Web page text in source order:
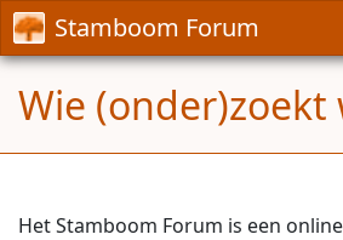
Stamboom Forum
Wie (onder)zoekt
Het Stamboom Forum is een